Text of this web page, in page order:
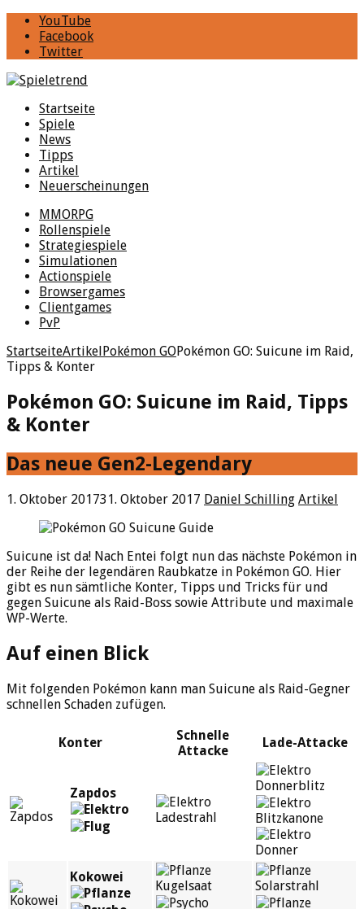
YouTube
Facebook
Twitter
Startseite
Spiele
News
Tipps
Artikel
Neuerscheinungen
MMORPG
Rollenspiele
Strategiespiele
Simulationen
Actionspiele
Browsergames
Clientgames
PvP
StartseiteArtikelPokémon GOPokémon GO: Suicune im Raid,
Tipps & Konter
Pokémon GO: Suicune im Raid, Tipps
& Konter
Das neue Gen2-Legendary
1. Oktober 201731. Oktober 2017 Daniel Schilling Artikel
Suicune ist da! Nach Entei folgt nun das nächste Pokémon in
der Reihe der legendären Raubkatze in Pokémon GO. Hier
gibt es nun sämtliche Konter, Tipps und Tricks für und
gegen Suicune als Raid-Boss sowie Attribute und maximale
WP-Werte.
Auf einen Blick
Mit folgenden Pokémon kann man Suicune als Raid-Gegner
schnellen Schaden zufügen.
Konter
Schnelle
Attacke
Lade-Attacke
Zapdos
Ladestrahl
Donnerblitz
Blitzkanone
Donner
Kokowei
Kugelsaat Solarstrahl